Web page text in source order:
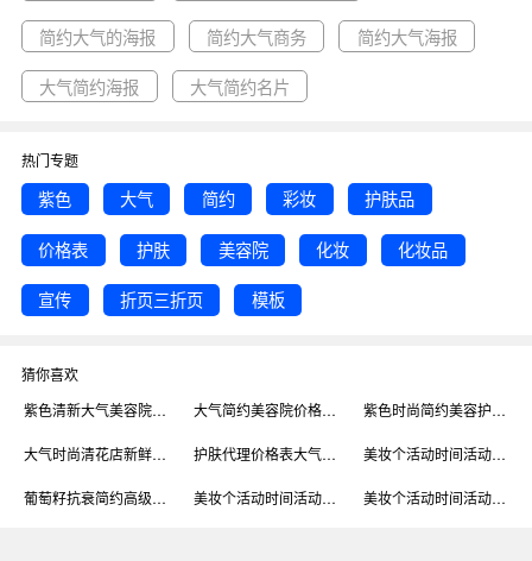
简约大气的海报 简约大气商务 简约大气海报
大气简约海报 大气简约名片
热门专题
紫色 大气 简约 彩妆 护肤品
价格表 护肤 美容院 化妆 化妆品
宣传 折页三折页 模板
猜你喜欢
紫色清新大气美容院价格表三折页模板
大气简约美容院价格表三折页模板 紫色时尚简约美容护肤三折页模板
大气时尚清花店新鲜花价格表三折页模板 护肤代理价格表大气紫色手机海报 美妆个活动时间活动到手价护肤品彩妆紫色简约清新主图
葡萄籽抗衰简约高级紫色护肤彩妆详情页 美妆个活动时间活动到手价护肤品彩妆紫色简约清新主图 美妆个活动时间活动到手价护肤品彩妆紫色简约清新主图